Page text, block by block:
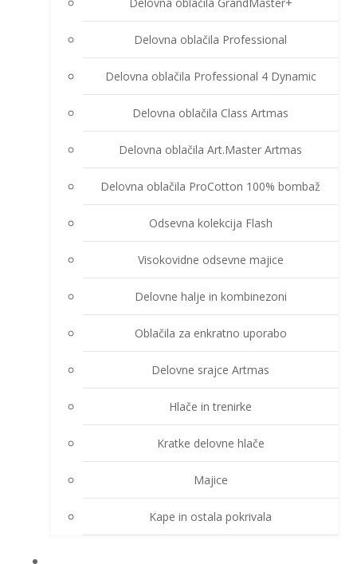
Delovna oblačila Professional
Delovna oblačila Professional 4 Dynamic
Delovna oblačila Class Artmas
Delovna oblačila Art.Master Artmas
Delovna oblačila ProCotton 100% bombaž
Odsevna kolekcija Flash
Visokovidne odsevne majice
Delovne halje in kombinezoni
Oblačila za enkratno uporabo
Delovne srajce Artmas
Hlače in trenirke
Kratke delovne hlače
Majice
Kape in ostala pokrivala